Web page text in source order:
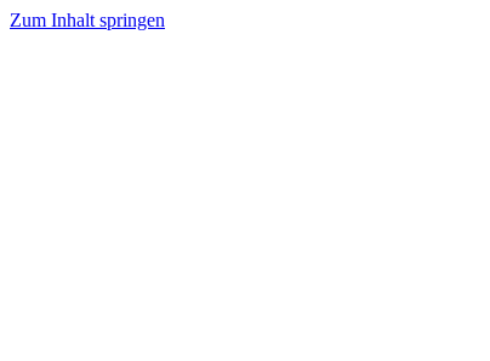
Zum Inhalt springen